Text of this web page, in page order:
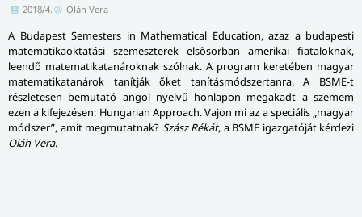
2018/4. Oláh Vera
A Budapest Semesters in Mathematical Education, azaz a budapesti
matematikaoktatási szemeszterek elsősorban amerikai fiataloknak,
leendő matematikatanároknak szólnak. A program keretében magyar
matematikatanárok tanítják őket tanításmódszertanra. A BSME-t
részletesen bemutató angol nyelvű honlapon megakadt a szemem
ezen a kifejezésen: Hungarian Approach. Vajon mi az a speciális „magyar
módszer”, amit megmutatnak? Szász Rékát, a BSME igazgatóját kérdezi
Oláh Vera.